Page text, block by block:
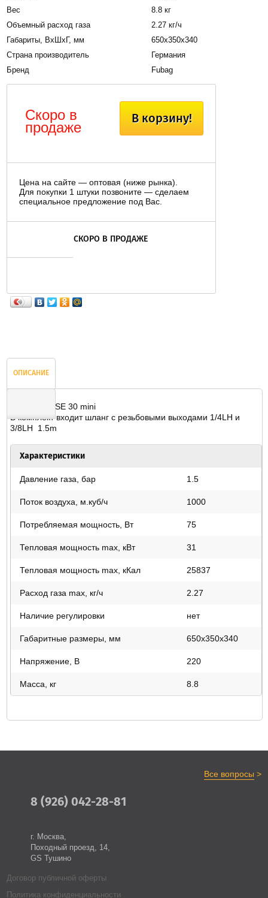
Вес
8.8 кг
Объемный расход газа
2.27 кг/ч
Габариты, BxШxГ, мм
650x350x340
Страна производитель
Германия
Бренд
Fubag
В корзину!
Скоро в
продаже
Цена на сайте — оптовая (ниже рынка).
Для покупки 1 штуки позвоните — сделаем
специальное предложение под Вас.
СКОРО В ПРОДАЖЕ
ОПИСАНИЕ
FUBAG BRISE 30 mini
В комплект входит шланг с резьбовыми выходами 1/4LH и
3/8LH 1.5m
Характеристики
Давление газа, бар 1.5
Поток воздуха, м.куб/ч 1000
Потребляемая мощность, Вт 75
Тепловая мощность max, кВт 31
Тепловая мощность max, кКал 25837
Расход газа max, кг/ч 2.27
Наличие регулировки нет
Габаритные размеры, мм 650x350x340
Напряжение, В 220
Масса, кг 8.8
Все вопросы >
8 (926) 042-28-81
г. Москва,
Походный проезд, 14,
GS Тушино
Договор публичной оферты
Политика конфиденциальности